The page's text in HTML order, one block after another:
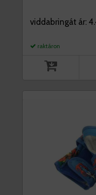
viddabringát ár:
raktáron